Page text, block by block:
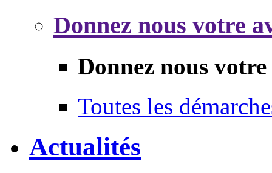
Donnez nous votre
Donnez nous
Toutes les
Actualités